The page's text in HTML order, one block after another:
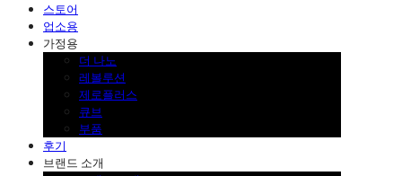
스토어
업소용
가정용
더 나노
레볼루션
제로플러스
큐브
부품
후기
브랜드 소개